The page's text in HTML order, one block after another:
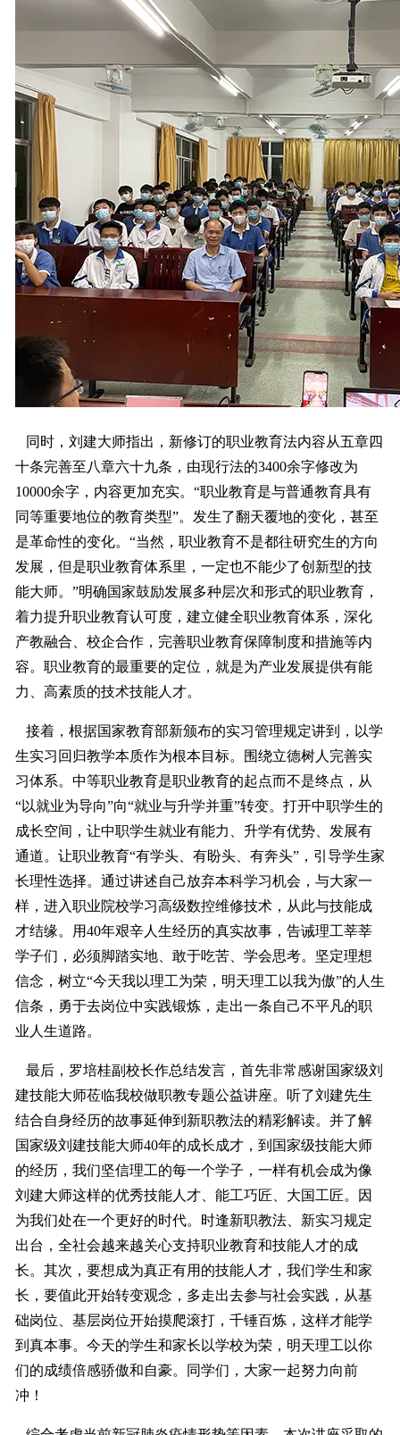
同时，刘建大师指出，新修订的职业教育法内容从五章四
十条完善至八章六十九条，由现行法的3400余字修改为
10000余字，内容更加充实。“职业教育是与普通教育具有
同等重要地位的教育类型”。发生了翻天覆地的变化，甚至
是革命性的变化。“当然，职业教育不是都往研究生的方向
发展，但是职业教育体系里，一定也不能少了创新型的技
能大师。”明确国家鼓励发展多种层次和形式的职业教育，
着力提升职业教育认可度，建立健全职业教育体系，深化
产教融合、校企合作，完善职业教育保障制度和措施等内
容。职业教育的最重要的定位，就是为产业发展提供有能
力、高素质的技术技能人才。
接着，根据国家教育部新颁布的实习管理规定讲到，以学
生实习回归教学本质作为根本目标。围绕立德树人完善实
习体系。中等职业教育是职业教育的起点而不是终点，从
“以就业为导向”向“就业与升学并重”转变。打开中职学生的
成长空间，让中职学生就业有能力、升学有优势、发展有
通道。让职业教育“有学头、有盼头、有奔头”，引导学生家
长理性选择。通过讲述自己放弃本科学习机会，与大家一
样，进入职业院校学习高级数控维修技术，从此与技能成
才结缘。用40年艰辛人生经历的真实故事，告诫理工莘莘
学子们，必须脚踏实地、敢于吃苦、学会思考。坚定理想
信念，树立“今天我以理工为荣，明天理工以我为傲”的人生
信条，勇于去岗位中实践锻炼，走出一条自己不平凡的职
业人生道路。
最后，罗培桂副校长作总结发言，首先非常感谢国家级刘
建技能大师莅临我校做职教专题公益讲座。听了刘建先生
结合自身经历的故事延伸到新职教法的精彩解读。并了解
国家级刘建技能大师40年的成长成才，到国家级技能大师
的经历，我们坚信理工的每一个学子，一样有机会成为像
刘建大师这样的优秀技能人才、能工巧匠、大国工匠。因
为我们处在一个更好的时代。时逢新职教法、新实习规定
出台，全社会越来越关心支持职业教育和技能人才的成
长。其次，要想成为真正有用的技能人才，我们学生和家
长，要值此开始转变观念，多走出去参与社会实践，从基
础岗位、基层岗位开始摸爬滚打，千锤百炼，这样才能学
到真本事。今天的学生和家长以学校为荣，明天理工以你
们的成绩倍感骄傲和自豪。同学们，大家一起努力向前
冲！